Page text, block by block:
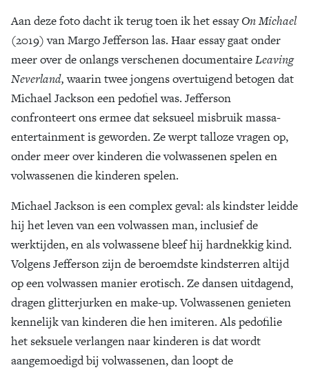
Aan deze foto dacht ik terug toen ik het essayOn Michael
(2019) van Margo Jefferson las. Haar essay gaat onder
meer over de onlangs verschenen documentaireLeaving
Neverland,waarin twee jongens overtuigend betogen dat
Michael Jackson een pedofiel was. Jefferson
confronteert ons ermee dat seksueel misbruik massa-
entertainment is geworden. Ze werpt talloze vragen op,
onder meer over kinderen die volwassenen spelen en
volwassenen die kinderen spelen.
Michael Jackson is een complex geval: als kindster leidde
hij het leven van een volwassen man, inclusief de
werktijden, en als volwassene bleef hij hardnekkig kind.
Volgens Jefferson zijn de beroemdste kindsterren altijd
op een volwassen manier erotisch. Ze dansen uitdagend,
dragen glitterjurken en make-up. Volwassenen genieten
kennelijk van kinderen die hen imiteren. Als pedofilie
het seksuele verlangen naar kinderen is dat wordt
aangemoedigd bij volwassenen, dan loopt de